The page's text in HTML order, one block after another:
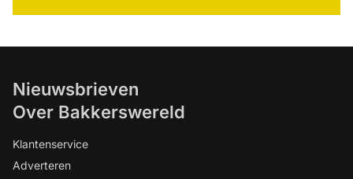
Nieuwsbrieven
Over Bakkerswereld
Klantenservice
Adverteren